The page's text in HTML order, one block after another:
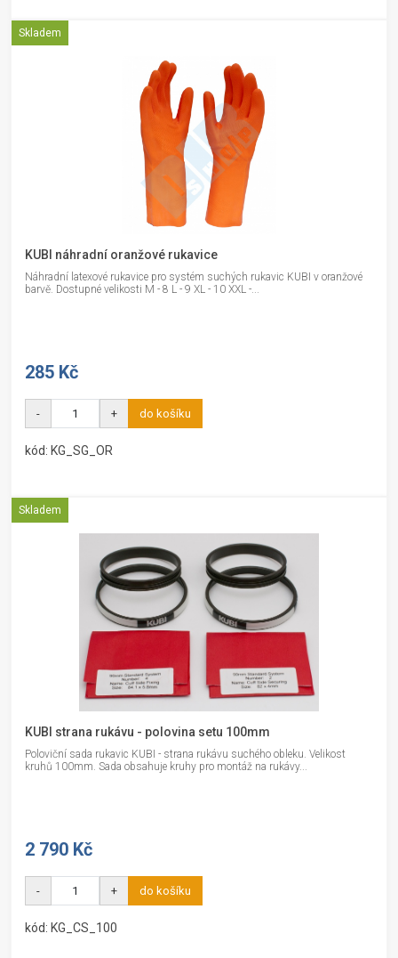
Skladem
KUBI náhradní oranžové rukavice
Náhradní latexové rukavice pro systém suchých rukavic KUBI v oranžové
barvě. Dostupné velikosti M - 8 L - 9 XL - 10 XXL -...
285 Kč
- + do košíku
kód: KG_SG_OR
Skladem
KUBI strana rukávu - polovina setu 100mm
Poloviční sada rukavic KUBI - strana rukávu suchého obleku. Velikost
kruhů 100mm. Sada obsahuje kruhy pro montáž na rukávy...
2 790 Kč
- + do košíku
kód: KG_CS_100